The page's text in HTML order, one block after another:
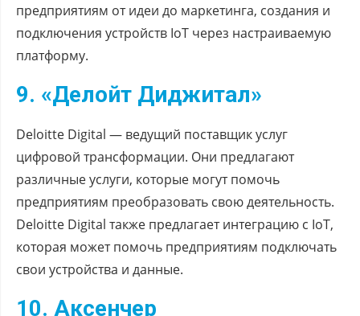
предприятиям от идеи до маркетинга, создания и
подключения устройств IoT через настраиваемую
платформу.
9. «Делойт Диджитал»
Deloitte Digital — ведущий поставщик услуг
цифровой трансформации. Они предлагают
различные услуги, которые могут помочь
предприятиям преобразовать свою деятельность.
Deloitte Digital также предлагает интеграцию с IoT,
которая может помочь предприятиям подключать
свои устройства и данные.
10. Аксенчер